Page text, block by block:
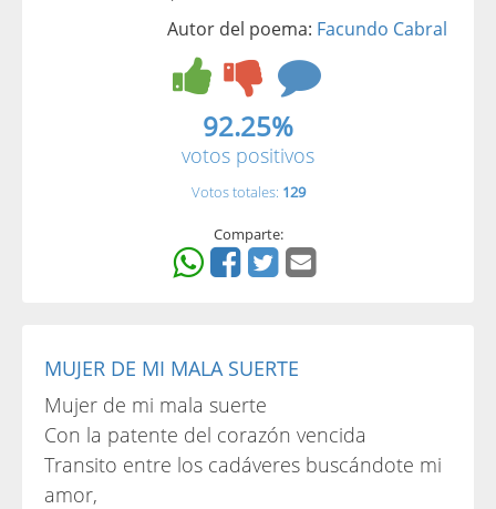
Autor del poema: Facundo Cabral
92.25%
votos positivos
Votos totales: 129
Comparte:
MUJER DE MI MALA SUERTE
Mujer de mi mala suerte
Con la patente del corazón vencida
Transito entre los cadáveres buscándote mi
amor,